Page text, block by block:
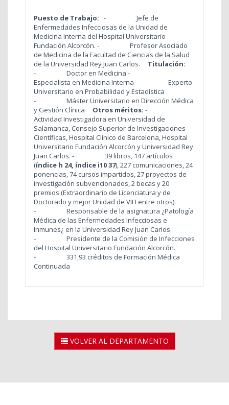
Puesto de Trabajo: - Jefe de
Enfermedades Infecciosas de la Unidad de
Medicina Interna del Hospital Universitario
Fundación Alcorcón. - Profesor Asociado
de Medicina de la Facultad de Ciencias de la Salud
de la Universidad Rey Juan Carlos. Titulación:
- Doctor en Medicina -
Especialista en Medicina Interna - Experto
Universitario en Probabilidad y Estadística
- Máster Universitario en Dirección Médica
y Gestión Clínica Otros méritos: -
Actividad Investigadora en Universidad de
Salamanca, Consejo Superior de Investigaciones
Científicas, Hospital Clínico de Barcelona, Hospital
Universitario Fundación Alcorcón y Universidad Rey
Juan Carlos. - 39 libros, 147 artículos
(índice h 24, índice i10 37), 227 comunicaciones, 24
ponencias, 74 cursos impartidos, 27 proyectos de
investigación subvencionados, 2 becas y 20
premios (Extraordinario de Licenciatura y de
Doctorado y mejor Unidad de VIH entre otros).
- Responsable de la asignatura ¿Patología
Médica de las Enfermedades Infecciosas e
Inmunes¿ en la Universidad Rey Juan Carlos.
- Presidente de la Comisión de Infecciones
del Hospital Universitario Fundación Alcorcón.
- 331,93 créditos de Formación Médica
Continuada
VOLVER AL DEPARTAMENTO